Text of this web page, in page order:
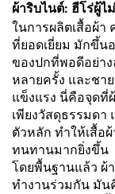
ผ้าริบไนต์: ฮีโร่ผู้ไ
ในการผลิตเสื้อผ้
ที่ยอดเยี่ยม มักขึ้น
ของปกที่พอดีอย่าง
หลายครั้ง และชา
แข็งแรง นี่คือจุดที่
เพียงวัสดุธรรมดา
ตัวหลัก ทำให้เสื้อ
ทนทานมากยิ่งขึ้น
โดยพื้นฐานแล้ว ผ้
ทำงานร่วมกัน มั